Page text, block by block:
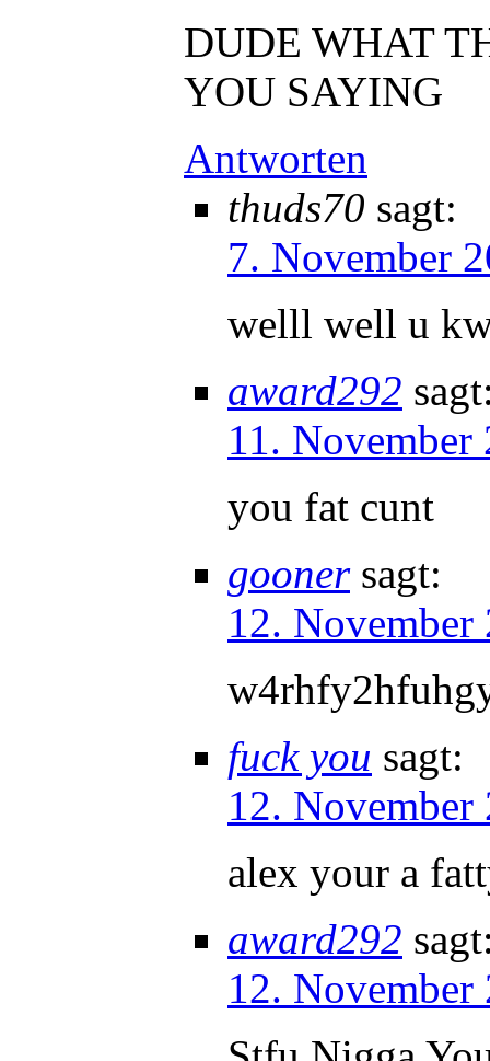
DUDE WHAT
YOU SAYING
Antworten
thuds70 sagt:
7. November
welll well u
award292
11.
you fat cunt
gooner sagt:
12.
fuck you sagt:
12.
alex your a
award292
12.